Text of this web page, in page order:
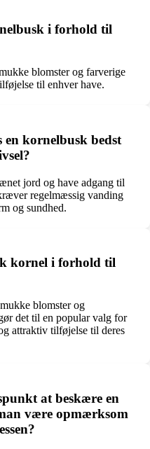
i forhold til
blomster og farverige
til enhver have.
en kornelbusk bedst
jord og have adgang til
regelmæssig vanding
og sundhed.
kornel i forhold til
blomster og
det til en popular valg for
attraktiv tilføjelse til deres
at beskære en
være opmærksom